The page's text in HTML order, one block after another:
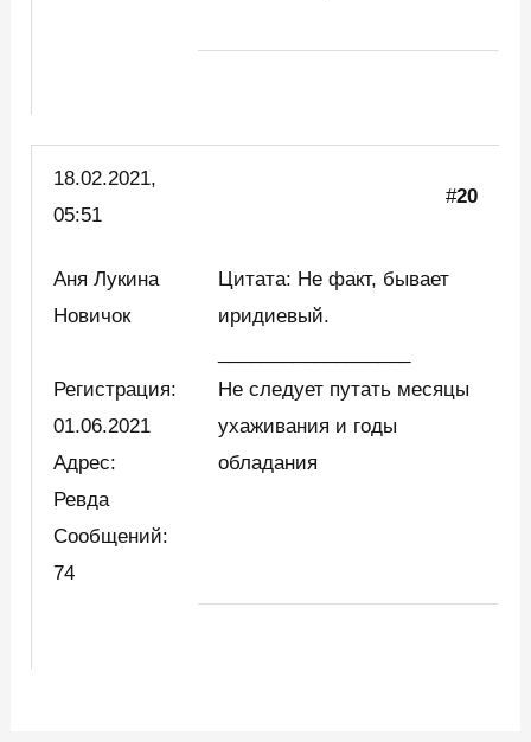
18.02.2021,
05:51
#20
Аня Лукина
Новичок
Регистрация:
01.06.2021
Адрес:
Ревда
Сообщений:
74
Цитата: Не факт, бывает
иридиевый.
Не следует путать месяцы
ухаживания и годы
обладания